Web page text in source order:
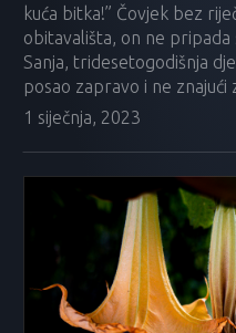
kuća bitka!” Čovjek bez
obitavališta, on ne pripada
Sanja, tridesetogodišnja
posao zapravo i ne znajući
1 siječnja, 2023